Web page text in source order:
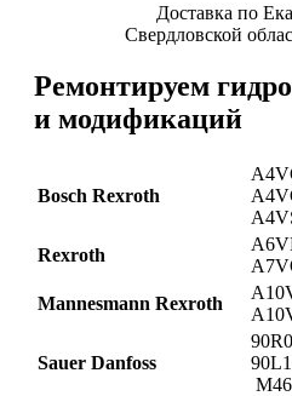
Доставка по
Свердловской
Ремонтируем
и модификаций
Bosch Rexroth
Rexroth
Mannesmann Rexroth
Sauer Danfoss